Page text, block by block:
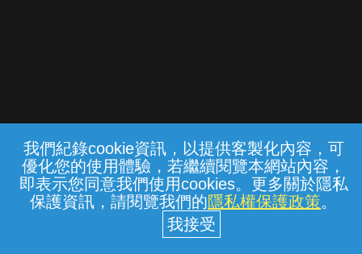
我們紀錄cookie資訊，以提供客製化內容，可
優化您的使用體驗，若繼續閱覽本網站內容，
即表示您同意我們使用cookies。更多關於隱私
保護資訊，請閱覽我們的隱私權保護政策。
常見問題 線上客服 服務條款 隱私權保護
中華電信股份有限公司個人家庭分公司
(統一編號：96979949) © 2026
{{notifyMsg}}